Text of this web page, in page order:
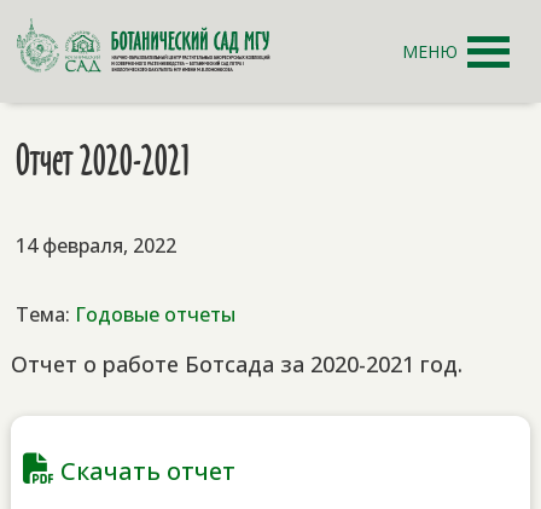
МЕНЮ
Отчет 2020-2021
14 февраля, 2022
Тема: Годовые отчеты
Отчет о работе Ботсада за 2020-2021 год.
Скачать отчет